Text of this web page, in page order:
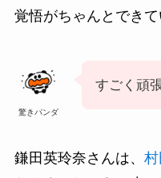
覚悟がちゃんとできて
驚きパンダ
すごく頑
鎌田英玲奈さんは、